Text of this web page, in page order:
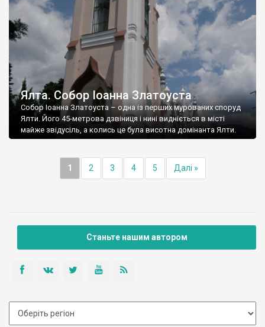
Ялта. Собор Іоанна Златоуста
Собор Іоанна Златоуста – одна із перших мурованих споруд
Ялти. Його 45-метрова дзвіниця і нині видніється в місті
майже звідусіль, а колись це була висотна домінанта Ялти.
1 2 3 4 5 Далі »
Станьте нашим автором